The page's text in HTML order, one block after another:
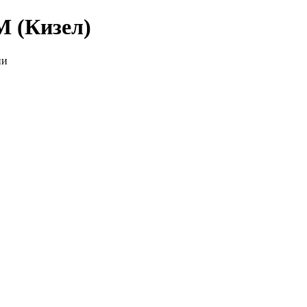
(Кизел)